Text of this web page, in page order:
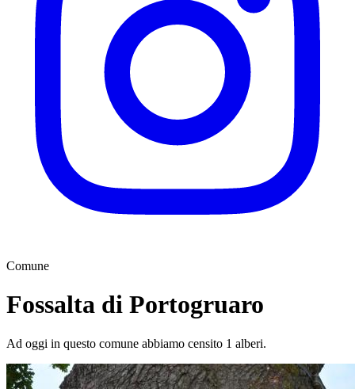
Comune
Fossalta di Portogruaro
Ad oggi in questo comune abbiamo censito 1 alberi.